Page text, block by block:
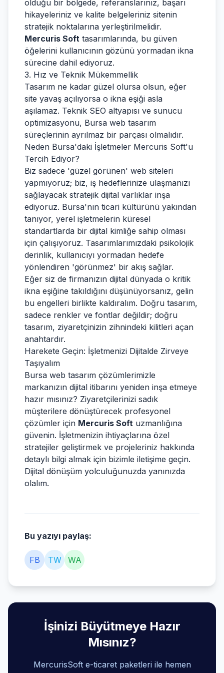
olduğu bir bölgede, referanslarınız, başarı
hikayeleriniz ve kalite belgeleriniz sitenin
stratejik noktalarına yerleştirilmelidir.
Mercuris Soft tasarımlarında, bu güven
öğelerini kullanıcının gözünü yormadan ikna
sürecine dahil ediyoruz.
3. Hız ve Teknik Mükemmellik
Tasarım ne kadar güzel olursa olsun, eğer
site yavaş açılıyorsa o ikna eşiği asla
aşılamaz. Teknik SEO altyapısı ve sunucu
optimizasyonu, Bursa web tasarım
süreçlerinin ayrılmaz bir parçası olmalıdır.
Neden Bursa'daki İşletmeler Mercuris Soft'u
Tercih Ediyor?
Biz sadece 'güzel görünen' web siteleri
yapmıyoruz; biz, iş hedeflerinize ulaşmanızı
sağlayacak stratejik dijital varlıklar inşa
ediyoruz. Bursa'nın ticari kültürünü yakından
tanıyor, yerel işletmelerin küresel
standartlarda bir dijital kimliğe sahip olması
için çalışıyoruz. Tasarımlarımızdaki psikolojik
derinlik, kullanıcıyı yormadan hedefe
yönlendiren 'görünmez' bir akış sağlar.
Eğer siz de firmanızın dijital dünyada o kritik
ikna eşiğine takıldığını düşünüyorsanız, gelin
bu engelleri birlikte kaldıralım. Doğru tasarım,
sadece renkler ve fontlar değildir; doğru
tasarım, ziyaretçinizin zihnindeki kilitleri açan
anahtardır.
Harekete Geçin: İşletmenizi Dijitalde Zirveye
Taşıyalım
Bursa web tasarım çözümlerimizle
markanızın dijital itibarını yeniden inşa etmeye
hazır mısınız? Ziyaretçilerinizi sadık
müşterilere dönüştürecek profesyonel
çözümler için Mercuris Soft uzmanlığına
güvenin. İşletmenizin ihtiyaçlarına özel
stratejiler geliştirmek ve projeleriniz hakkında
detaylı bilgi almak için bizimle iletişime geçin.
Dijital dönüşüm yolculuğunuzda yanınızda
olalım.
Bu yazıyı paylaş:
FB TW WA
İşinizi Büyütmeye Hazır
Mısınız?
MercurisSoft e-ticaret paketleri ile hemen